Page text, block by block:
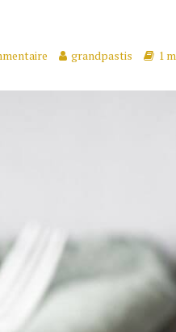
grandpastis 1